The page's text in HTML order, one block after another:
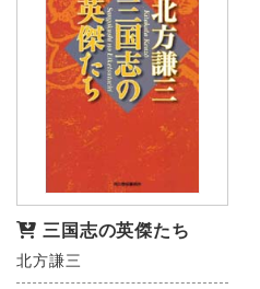
三国志の英傑たち
北方謙三